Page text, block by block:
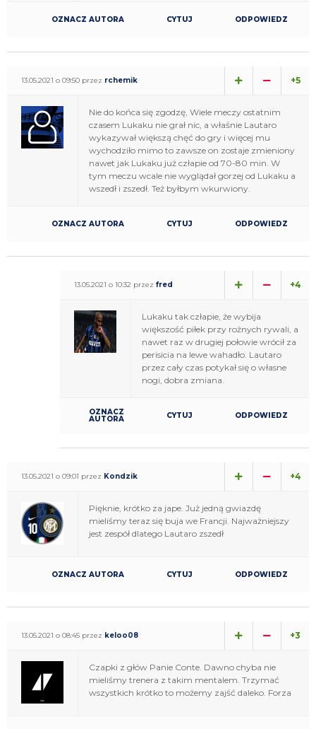
OZNACZ AUTORA CYTUJ ODPOWIEDZ
13.05.2021 o 09:50 przez rchemik +5
Nie do końca się zgodzę, Wiele meczy ostatnim
czasem Lukaku nie grał nic, a właśnie Lautaro
wykazywał większą chęć do gry i więcej mu
wychodziło mimo to zawsze on zostaje zmieniony
nawet jak Lukaku już człapie od 70-80 min. W
tym meczu wcale nie wyglądał gorzej od Lukaku a
wszedł i zszedł. Też byłbym wkurwiony.
OZNACZ AUTORA CYTUJ ODPOWIEDZ
13.05.2021 o 10:32 przez fred +4
Lukaku tak człapie, że wybija
większość piłek przy rożnych rywali, a
nawet raz w drugiej połowie wrócił za
perisicia na lewe wahadło. Lautaro
przez cały czas potykał się o własne
nogi, dobra zmiana.
OZNACZ
AUTORA CYTUJ ODPOWIEDZ
13.05.2021 o 09:01 przez Kondzik +4
Pięknie, krótko za jape. Już jedną gwiazdę
mieliśmy teraz się buja we Francji. Najważniejszy
jest zespół dlatego Lautaro zszedł
OZNACZ AUTORA CYTUJ ODPOWIEDZ
13.05.2021 o 08:45 przez keloo08 +3
Czapki z głów Panie Conte. Dawno chyba nie
mieliśmy trenera z takim mentalem. Trzymać
wszystkich krótko to możemy zajść daleko. Forza